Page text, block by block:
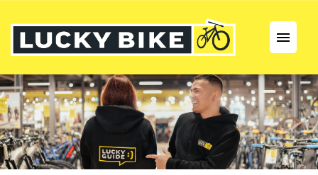
Stellenangebote
Karriereseite